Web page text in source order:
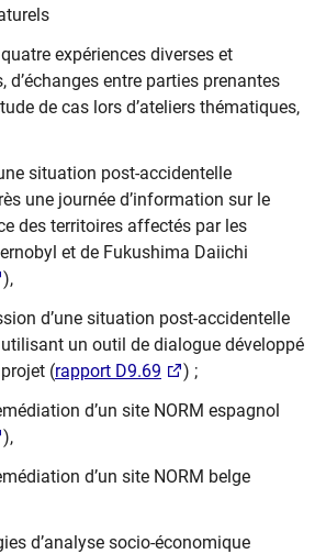
expériences diverses et
d’échanges entre parties prenantes
de cas lors d’ateliers thématiques,
situation post-accidentelle
une journée d’information sur le
des territoires affectés par les
et de Fukushima Daiichi
),
d’une situation post-accidentelle
un outil de dialogue développé
(rapport D9.69
) ;
d’un site NORM espagnol
),
d’un site NORM belge
d’analyse socio-économique